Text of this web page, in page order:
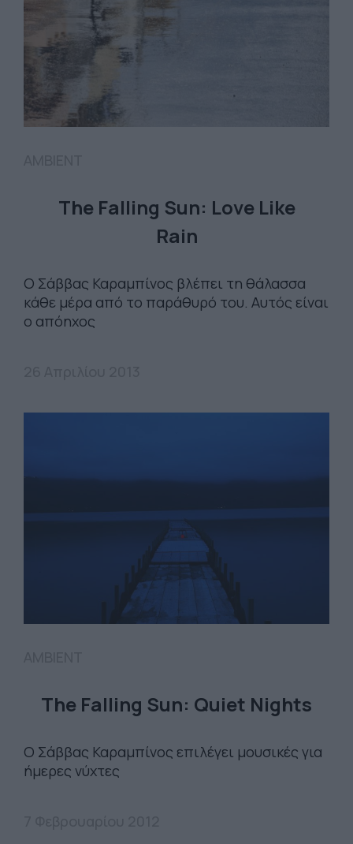
The Falling Sun: Love Like
Rain
Ο Σάββας Καραμπίνος βλέπει τη θάλασσα
κάθε μέρα από το παράθυρό του. Αυτός είναι
ο απόηχος
The Falling Sun: Quiet Nights
Ο Σάββας Καραμπίνος επιλέγει μουσικές για
ήμερες νύχτες